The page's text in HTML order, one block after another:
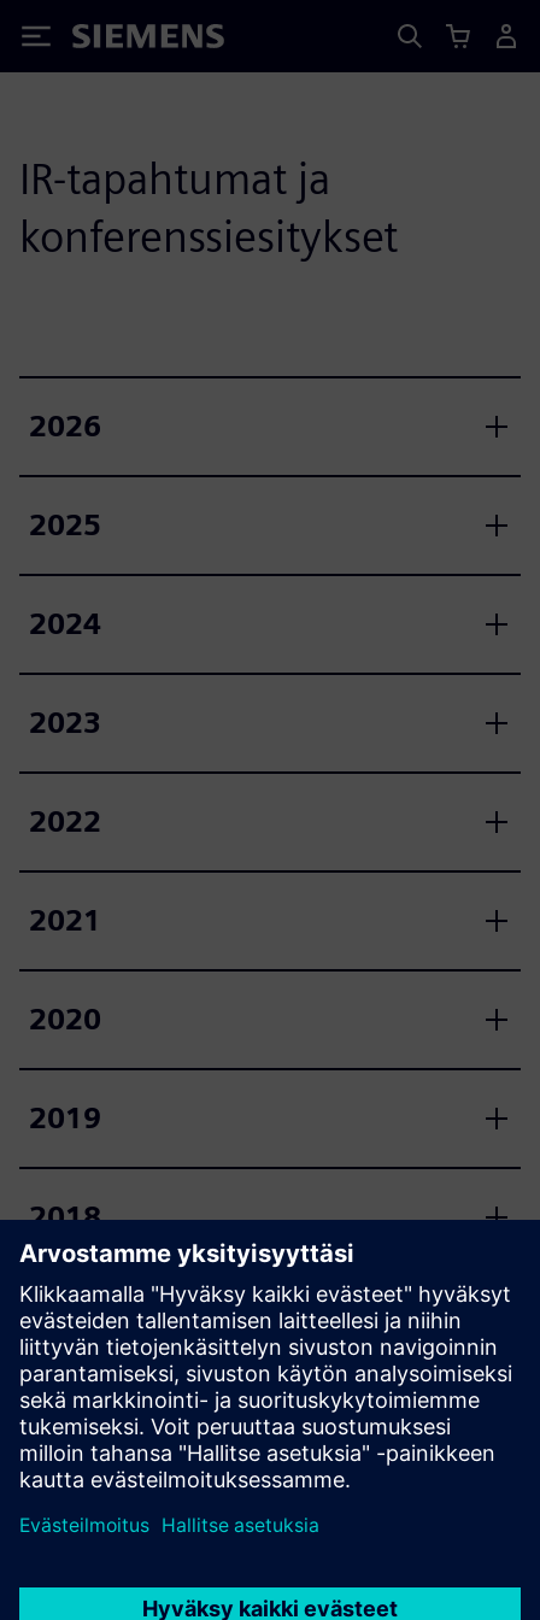
Siemens
IR-tapahtumat ja
konferenssiesitykset
2026
2025
2024
2023
2022
2021
2020
2019
2018
2017
2016